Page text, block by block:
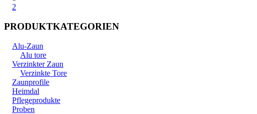
2
PRODUKTKATEGORIEN
Alu-Zaun
Alu tore
Verzinkter Zaun
Verzinkte Tore
Zaunprofile
Heimdal
Pflegeprodukte
Proben